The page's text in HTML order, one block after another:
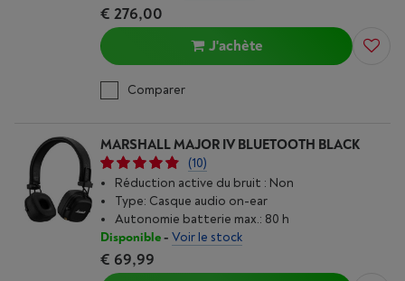
€ 276,00
J'achète
Comparer
MARSHALL MAJOR IV BLUETOOTH BLACK
(10)
Réduction active du bruit : Non
Type: Casque audio on-ear
Autonomie batterie max.: 80 h
Disponible- Voir le stock
€ 69,99